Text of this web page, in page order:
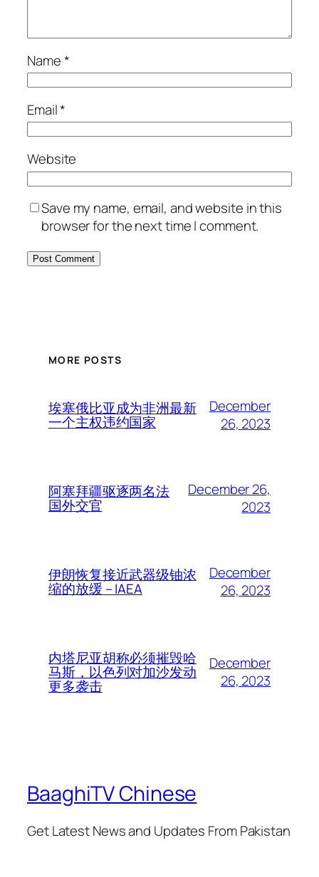
Name*
Email*
Website
Save my name, email, and website in this
browser for the next time I comment.
MORE POSTS
埃塞俄比亚成为非洲最新
一个主权违约国家
December
26, 2023
阿塞拜疆驱逐两名法
国外交官
December 26,
2023
伊朗恢复接近武器级铀浓
缩的放缓 – IAEA
December
26, 2023
内塔尼亚胡称必须摧毁哈
马斯，以色列对加沙发动
更多袭击
December
26, 2023
BaaghiTV Chinese
Get Latest News and Updates From Pakistan